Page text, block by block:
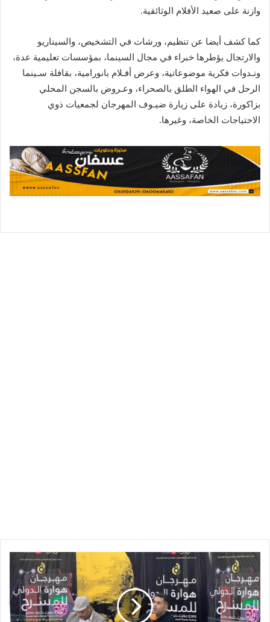
وازنة على صعيد الأفلام الوثائقية.
كما كشف أيضا عن تنظيم، ورشات في التشخيص، والسيناريو
والارتجال يؤطرها خبراء في مجال السينما، بمؤسسات تعليمية عدة،
ونـدوات فكرية موضوعاتية، وعرض أفـلام بانورامية، بقافلة سـينما
الرحل في الهواء الطلق بالصحراء، وعـروض بالسجن المحلي
بزاكورة، زيادة على زيارة ضيـوف المهرجان لجمعيات ذوي
الاحتياجات الخاصة، وغيرها.